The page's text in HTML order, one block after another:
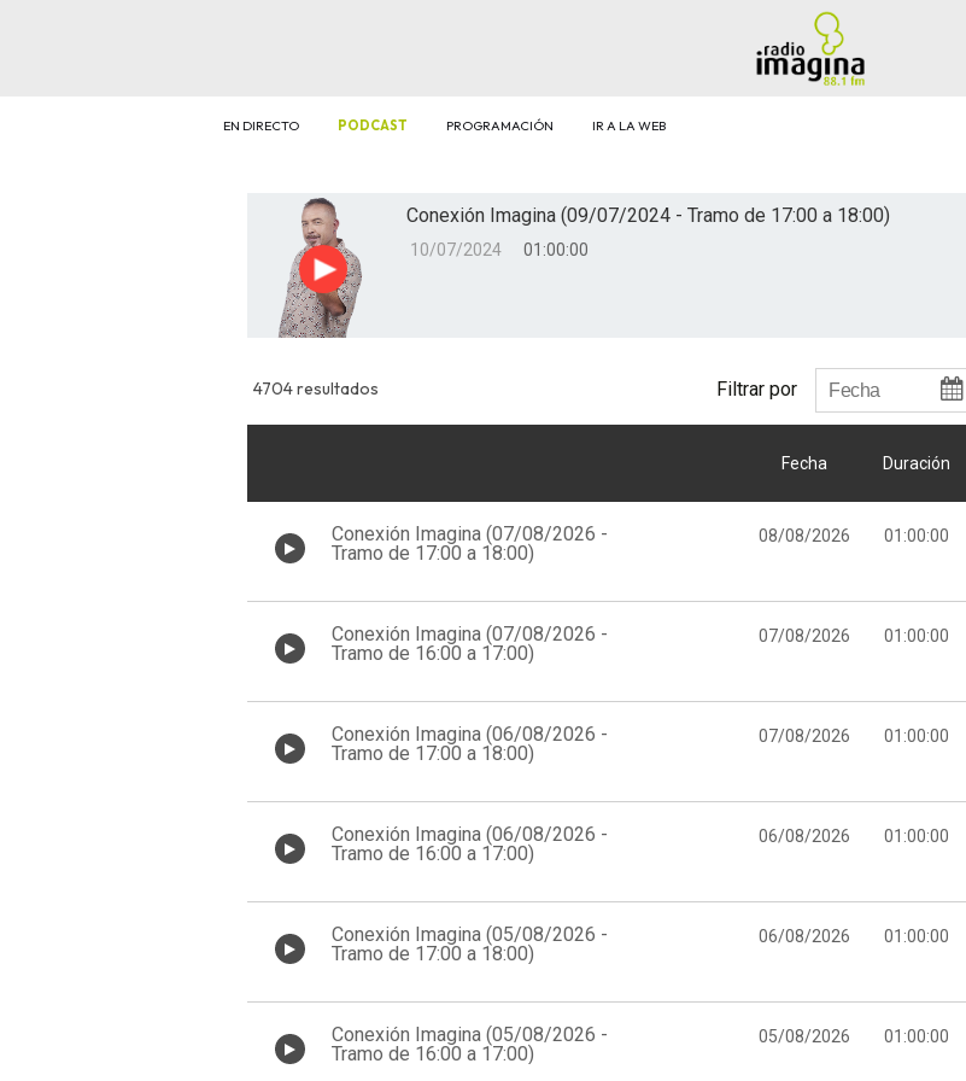
EN DIRECTO PODCAST PROGRAMACIÓN IR A LA WEB
Reproducir
Conexión Imagina (09/07/2024 - Tramo de 17:00 a 18:00)
10/07/2024 01:00:00
4704 resultados Filtrar por
Fecha Duración
Conexión Imagina (07/08/2026 -
Tramo de 17:00 a 18:00)
08/08/2026 01:00:00
Conexión Imagina (07/08/2026 -
Tramo de 16:00 a 17:00)
07/08/2026 01:00:00
Conexión Imagina (06/08/2026 -
Tramo de 17:00 a 18:00)
07/08/2026 01:00:00
Conexión Imagina (06/08/2026 -
Tramo de 16:00 a 17:00)
06/08/2026 01:00:00
Conexión Imagina (05/08/2026 -
Tramo de 17:00 a 18:00)
06/08/2026 01:00:00
Conexión Imagina (05/08/2026 -
Tramo de 16:00 a 17:00)
05/08/2026 01:00:00